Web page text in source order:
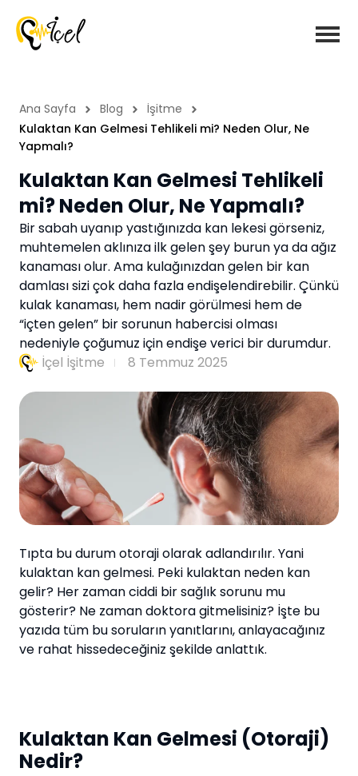
Ana Sayfa Blog
İşitme
Kulaktan Kan Gelmesi Tehlikeli mi? Neden Olur, Ne
Yapmalı?
Kulaktan Kan Gelmesi Tehlikeli
mi? Neden Olur, Ne Yapmalı?
Bir sabah uyanıp yastığınızda kan lekesi görseniz,
muhtemelen aklınıza ilk gelen şey burun ya da ağız
kanaması olur. Ama kulağınızdan gelen bir kan
damlası sizi çok daha fazla endişelendirebilir. Çünkü
kulak kanaması, hem nadir görülmesi hem de
“içten gelen” bir sorunun habercisi olması
nedeniyle çoğumuz için endişe verici bir durumdur.
İçel İşitme
8 Temmuz 2025
Tıpta bu durum otoraji olarak adlandırılır. Yani
kulaktan kan gelmesi. Peki kulaktan neden kan
gelir? Her zaman ciddi bir sağlık sorunu mu
gösterir? Ne zaman doktora gitmelisiniz? İşte bu
yazıda tüm bu soruların yanıtlarını, anlayacağınız
ve rahat hissedeceğiniz şekilde anlattık.
Kulaktan Kan Gelmesi (Otoraji)
Nedir?